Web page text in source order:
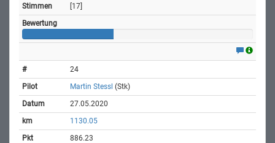
[17]
24
Martin Stessl (Stk)
27.05.2020
1130.05
886.23